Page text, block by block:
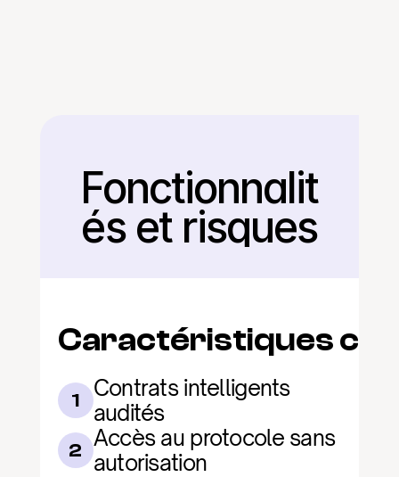
Retour
Fonctionnalit
és et risques
Caractéristiques
1
Contrats intelligents
audités
2 Accès au protocole sans
autorisation